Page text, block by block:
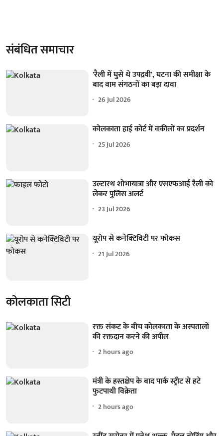
संबंधित समाचार
'रैली में घुसे थे उपद्रवी', घटना की समीक्षा के
बाद वाम संगठनों का बड़ा दावा
26 Jul 2026
कोलकाता हाई कोर्ट में वकीलों का प्रदर्शन
25 Jul 2026
उल्टारथ शोभायात्रा और एसएफआई रैली को
लेकर पुलिस अलर्ट
23 Jul 2026
यूरोप से कनेक्टिविटी पर फोकस
21 Jul 2026
कोलकाता सिटी
रक्त संकट के बीच कोलकाता के अस्पतालों
की रक्तदान करने की अपील
2 hours ago
मंत्री के हस्तक्षेप के बाद पार्क स्ट्रीट से हटे
फुटपाथी विक्रेता
2 hours ago